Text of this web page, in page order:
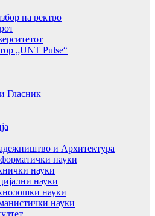
на ректро
„UNT Pulse“
Гласник
и Архитектура
науки
науки
науки
науки
науки